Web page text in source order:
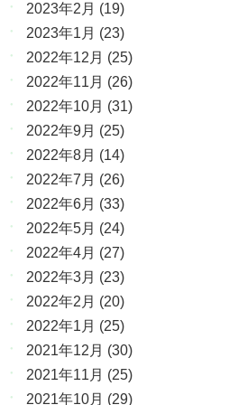
2023年2月 (19)
2023年1月 (23)
2022年12月 (25)
2022年11月 (26)
2022年10月 (31)
2022年9月 (25)
2022年8月 (14)
2022年7月 (26)
2022年6月 (33)
2022年5月 (24)
2022年4月 (27)
2022年3月 (23)
2022年2月 (20)
2022年1月 (25)
2021年12月 (30)
2021年11月 (25)
2021年10月 (29)